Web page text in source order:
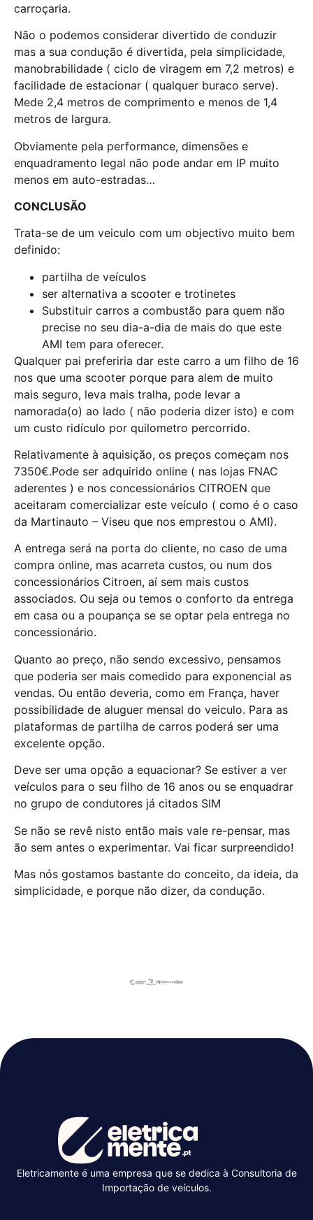
carroçaria.
Não o podemos considerar divertido de conduzir
mas a sua condução é divertida, pela simplicidade,
manobrabilidade ( ciclo de viragem em 7,2 metros) e
facilidade de estacionar ( qualquer buraco serve).
Mede 2,4 metros de comprimento e menos de 1,4
metros de largura.
Obviamente pela performance, dimensões e
enquadramento legal não pode andar em IP muito
menos em auto-estradas…
CONCLUSÃO
Trata-se de um veiculo com um objectivo muito bem
definido:
partilha de veículos
ser alternativa a scooter e trotinetes
Substituir carros a combustão para quem não
precise no seu dia-a-dia de mais do que este
AMI tem para oferecer.
Qualquer pai preferiria dar este carro a um filho de 16
nos que uma scooter porque para alem de muito
mais seguro, leva mais tralha, pode levar a
namorada(o) ao lado ( não poderia dizer isto) e com
um custo ridículo por quilometro percorrido.
Relativamente à aquisição, os preços começam nos
7350€.Pode ser adquirido online ( nas lojas FNAC
aderentes ) e nos concessionários CITROEN que
aceitaram comercializar este veículo ( como é o caso
da Martinauto – Viseu que nos emprestou o AMI).
A entrega será na porta do cliente, no caso de uma
compra online, mas acarreta custos, ou num dos
concessionários Citroen, aí sem mais custos
associados. Ou seja ou temos o conforto da entrega
em casa ou a poupança se se optar pela entrega no
concessionário.
Quanto ao preço, não sendo excessivo, pensamos
que poderia ser mais comedido para exponencial as
vendas. Ou então deveria, como em França, haver
possibilidade de aluguer mensal do veiculo. Para as
plataformas de partilha de carros poderá ser uma
excelente opção.
Deve ser uma opção a equacionar? Se estiver a ver
veículos para o seu filho de 16 anos ou se enquadrar
no grupo de condutores já citados SIM
Se não se revê nisto então mais vale re-pensar, mas
ão sem antes o experimentar. Vai ficar surpreendido!
Mas nós gostamos bastante do conceito, da ideia, da
simplicidade, e porque não dizer, da condução.
Eletricamente é uma empresa que se dedica à Consultoria de
Importação de veículos.